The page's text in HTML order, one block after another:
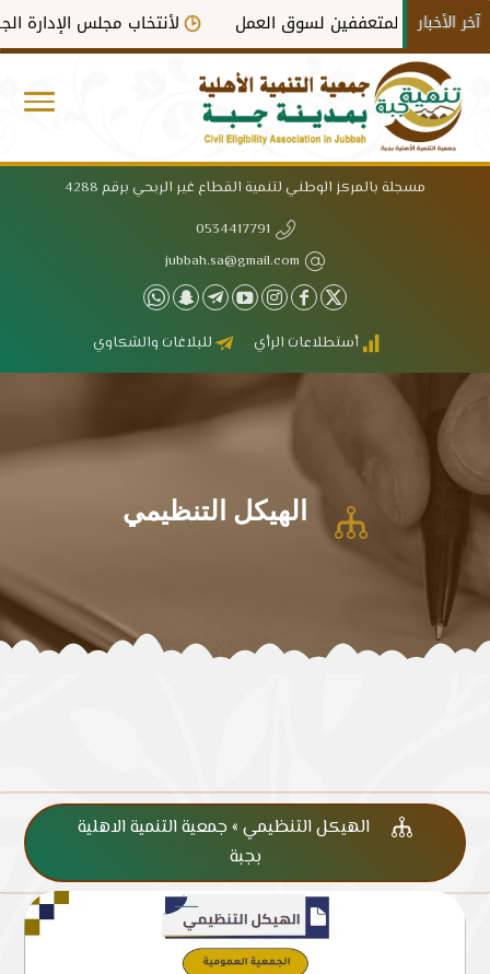
آخر الأخبار
المتعففين لسوق العمل لأنتخاب مجلس الإدارة الجديد في
مسجلة بالمركز الوطني لتنمية القطاع غير الربحي برقم 4288
0534417791
jubbah.sa@gmail.com
أستطلاعات الرأي للبلاغات والشكاوي
 الهيكل التنظيمي

الهيكل التنظيمي » جمعية التنمية الاهلية
بجبة